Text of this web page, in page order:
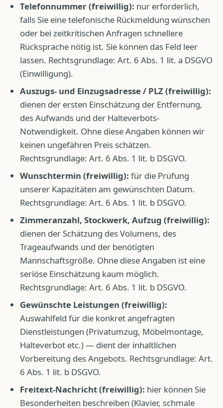
Telefonnummer (freiwillig): nur erforderlich,
falls Sie eine telefonische Rückmeldung wünschen
oder bei zeitkritischen Anfragen schnellere
Rücksprache nötig ist. Sie können das Feld leer
lassen. Rechtsgrundlage: Art. 6 Abs. 1 lit. a DSGVO
(Einwilligung).
Auszugs- und Einzugsadresse / PLZ (freiwillig):
dienen der ersten Einschätzung der Entfernung,
des Aufwands und der Halteverbots-
Notwendigkeit. Ohne diese Angaben können wir
keinen ungefähren Preis schätzen.
Rechtsgrundlage: Art. 6 Abs. 1 lit. b DSGVO.
Wunschtermin (freiwillig): für die Prüfung
unserer Kapazitäten am gewünschten Datum.
Rechtsgrundlage: Art. 6 Abs. 1 lit. b DSGVO.
Zimmeranzahl, Stockwerk, Aufzug (freiwillig):
dienen der Schätzung des Volumens, des
Trageaufwands und der benötigten
Mannschaftsgröße. Ohne diese Angaben ist eine
seriöse Einschätzung kaum möglich.
Rechtsgrundlage: Art. 6 Abs. 1 lit. b DSGVO.
Gewünschte Leistungen (freiwillig):
Auswahlfeld für die konkret angefragten
Dienstleistungen (Privatumzug, Möbelmontage,
Halteverbot etc.) — dient der inhaltlichen
Vorbereitung des Angebots. Rechtsgrundlage: Art.
6 Abs. 1 lit. b DSGVO.
Freitext-Nachricht (freiwillig): hier können Sie
Besonderheiten beschreiben (Klavier, schmale